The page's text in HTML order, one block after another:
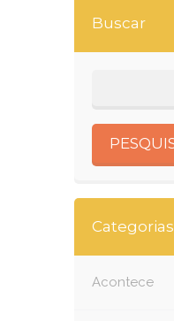
Buscar
Categorias
Acontece